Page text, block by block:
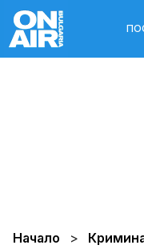
Начало